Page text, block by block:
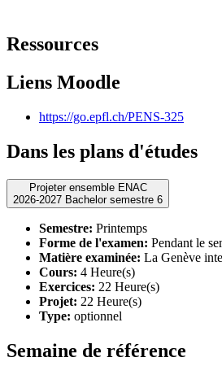
Ressources
Liens Moodle
https://go.epfl.ch/PENS-325
Dans les plans d'études
Projeter ensemble ENAC
2026-2027 Bachelor semestre 6
Semestre: Printemps
Forme de l'examen: Pendant le
Matière examinée: La Genève
Cours: 4 Heure(s)
Exercices: 22 Heure(s)
Projet: 22 Heure(s)
Type: optionnel
Semaine de référence